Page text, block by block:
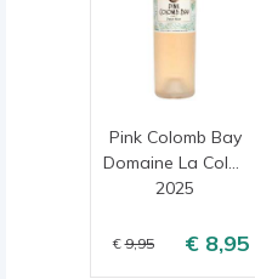
Pink Colomb Bay
2025
9,95 8,95